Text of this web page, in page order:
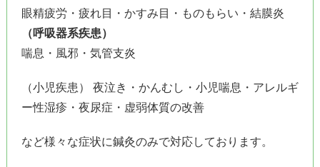
眼精疲労・疲れ目・かすみ目・ものもらい・結膜炎
（呼吸器系疾患）
喘息・風邪・気管支炎
（小児疾患） 夜泣き・かんむし・小児喘息・アレルギ
ー性湿疹・夜尿症・虚弱体質の改善
など様々な症状に鍼灸のみで対応しております。